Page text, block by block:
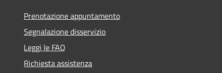
Prenotazione appuntamento
Segnalazione disservizio
Leggi le FAQ
Richiesta assistenza